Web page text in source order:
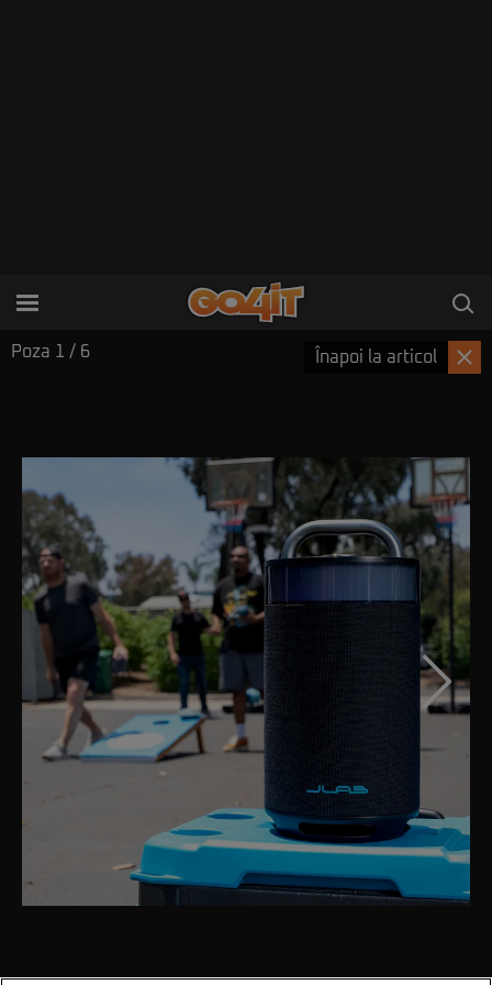
Poza 1 / 6 Înapoi la articol